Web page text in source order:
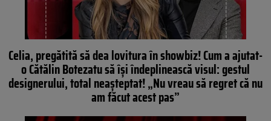
Celia, pregătită să dea lovitura în showbiz! Cum a ajutat-
o Cătălin Botezatu să îşi îndeplinească visul: gestul
designerului, total neașteptat! „Nu vreau să regret că nu
am făcut acest pas”